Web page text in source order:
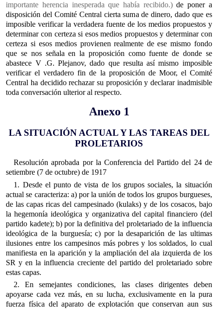
importante herencia inesperada que había recibido.)de poner a
disposición del Comité Central cierta suma de dinero, dado que es
imposible verificar la verdadera fuente de los medios propuestos y
determinar con certeza si esos medios propuestos y determinar con
certeza si esos medios provienen realmente de ese mismo fondo
que se nos señala en la proposición como fuente de donde se
abastece V .G. Plejanov, dado que resulta así mismo imposible
verificar el verdadero fin de la proposición de Moor, el Comité
Central ha decidido rechazar su proposición y declarar inadmisible
toda conversación ulterior al respecto.
Anexo 1
LA SITUACIÓN ACTUAL Y LAS TAREAS DEL
PROLETARIOS
Resolución aprobada por la Conferencia del Partido del 24 de
setiembre (7 de octubre) de 1917
1. Desde el punto de vista de los grupos sociales, la situación
actual se caracteriza: a) por la unión de todos los grupos burgueses,
de las capas ricas del campesinado (kulaks) y de los cosacos, bajo
la hegemonía ideológica y organizativa del capital financiero (del
partido kadete); b) por la definitiva del proletariado de la influencia
ideológica de la burguesía; c) por la desaparición de las ultimas
ilusiones entre los campesinos más pobres y los soldados, lo cual
manifiesta en la aparición y la ampliación del ala izquierda de los
SR y en la influencia creciente del partido del proletariado sobre
estas capas.
2. En semejantes condiciones, las clases dirigentes deben
apoyarse cada vez más, en su lucha, exclusivamente en la pura
fuerza física del aparato de explotación que conservan aun sus